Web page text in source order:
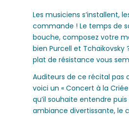
Les musiciens s’installent,
commande ! Le temps de
bouche, composez votre
bien Purcell et Tchaïkovsky
plat de résistance vous
Auditeurs de ce récital pas
voici un « Concert à la
qu’il souhaite entendre
ambiance divertissante, le